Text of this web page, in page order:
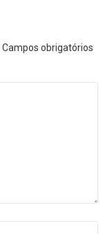
Campos obrigatórios